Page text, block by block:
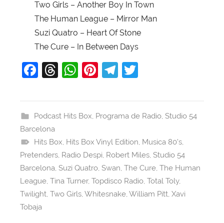
Two Girls – Another Boy In Town
The Human League – Mirror Man
Suzi Quatro – Heart Of Stone
The Cure – In Between Days
F
e
b
o
o
k
T
a
d
s
W
s
A
p
p
Pi
e
st
T
gr
a
m
er
Podcast Hits Box, Programa de Radio, Studio 54
Barcelona
Hits Box, Hits Box Vinyl Edition, Musica 80's,
Pretenders, Radio Despi, Robert Miles, Studio 54
Barcelona, Suzi Quatro, Swan, The Cure, The Human
League, Tina Turner, Topdisco Radio, Total Toly,
Twilight, Two Girls, Whitesnake, William Pitt, Xavi
Tobaja